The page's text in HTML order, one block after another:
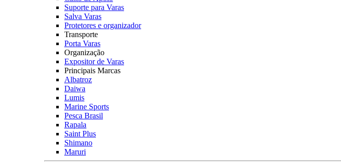
Suporte para Varas
Salva Varas
Protetores e organizador
Transporte
Porta Varas
Organização
Expositor de Varas
Principais Marcas
Albatroz
Daiwa
Lumis
Marine Sports
Pesca Brasil
Rapala
Saint Plus
Shimano
Maruri